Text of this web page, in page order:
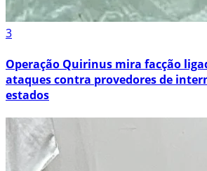
3
Operação Quirinus mira facção
ataques contra provedores de
estados